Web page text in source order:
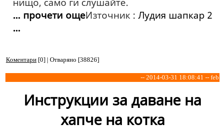
Източник : Лудия шапкар 2
... прочети още
...
Коментари [0] | Отваряно [38826]
-- 2014-03-31 18:08:41 -- feb
Инструкции за даване на
хапче на котка